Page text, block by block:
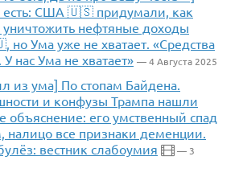
есть: США 🇺🇸 придумали, как
уничтожить нефтяные доходы
но Ума уже не хватает. «Средства
У нас Ума не хватает» — 4 Августа 2025
из ума] По стопам Байдена.
и конфузы Трампа нашли
объяснение: его умственный спад
налицо все признаки деменции.
вестник слабоумия
— 3